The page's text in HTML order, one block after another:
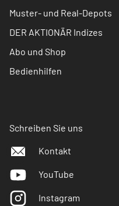
Muster- und Real-Depots
DER AKTIONÄR Indizes
Abo und Shop
Bedienhilfen
Schreiben Sie uns
Kontakt
YouTube
Instagram